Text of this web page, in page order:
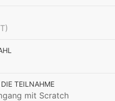
TEILNAHME
mit Scratch